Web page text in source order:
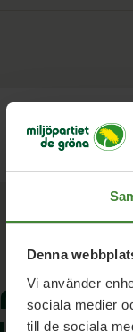
Denna
Vi använder
sociala medier
till de sociala